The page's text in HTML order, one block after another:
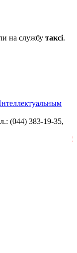
на службу таксі.
(044) 383-19-35,